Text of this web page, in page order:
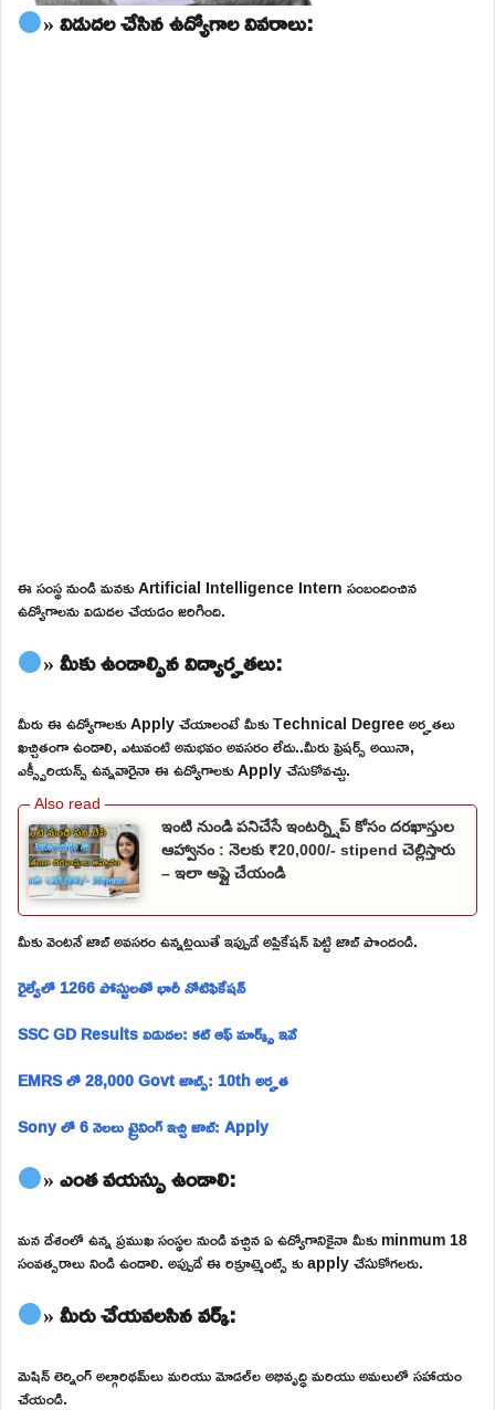
» విడుదల చేసిన ఉద్యోగాల వివరాలు:
ఈ సంస్థ నుండి మనకు Artificial Intelligence Intern సంబందించిన
ఉద్యోగాలను విడుదల చేయడం జరిగింది.
» మీకు ఉండాల్సిన విద్యార్హతలు:
మీరు ఈ ఉద్యోగాలకు Apply చేయాలంటే మీకు Technical Degree అర్హతలు
ఖచ్చితంగా ఉండాలి, ఎటువంటి అనుభవం అవసరం లేదు..మీరు ఫ్రెషర్స్ అయినా,
ఎక్స్పీరియన్స్ ఉన్నవారైనా ఈ ఉద్యోగాలకు Apply చేసుకోవచ్చు.
ఇంటి నుండి పనిచేసే ఇంటర్న్షిప్ కోసం దరఖాస్తుల
ఆహ్వానం : నెలకు ₹20,000/- stipend చెల్లిస్తారు
– ఇలా అప్లై చేయండి
మీకు వెంటనే జాబ్ అవసరం ఉన్నట్లయితే ఇప్పుడే అప్లికేషన్ పెట్టి జాబ్ పొందండి.
రైల్వేలో 1266 పోస్టులతో భారీ నోటిఫికేషన్
SSC GD Results విడుదల: కట్ ఆఫ్ మార్క్స్ ఇవే
EMRS లో 28,000 Govt జాబ్స్: 10th అర్హత
Sony లో 6 నెలలు ట్రైనింగ్ ఇచ్చి జాబ్: Apply
» ఎంత వయస్సు ఉండాలి:
మన దేశంలో ఉన్న ప్రముఖ సంస్థల నుండి వచ్చిన ఏ ఉద్యోగానికైనా మీకు minmum 18
సంవత్సరాలు నిండి ఉండాలి. అప్పుడే ఈ రిక్రూట్మెంట్స్ కు apply చేసుకోగలరు.
» మీరు చేయవలసిన వర్క్:
మెషిన్ లెర్నింగ్ అల్గారిథమ్‌లు మరియు మోడల్‌ల అభివృద్ధి మరియు అమలులో సహాయం
చేయండి.